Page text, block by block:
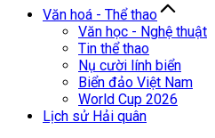
Văn hoá - Thể thao
Văn học - Nghệ thuật
Tin thể thao
Nụ cười lính biển
Biển đảo Việt Nam
World Cup 2026
Lịch sử Hải quân